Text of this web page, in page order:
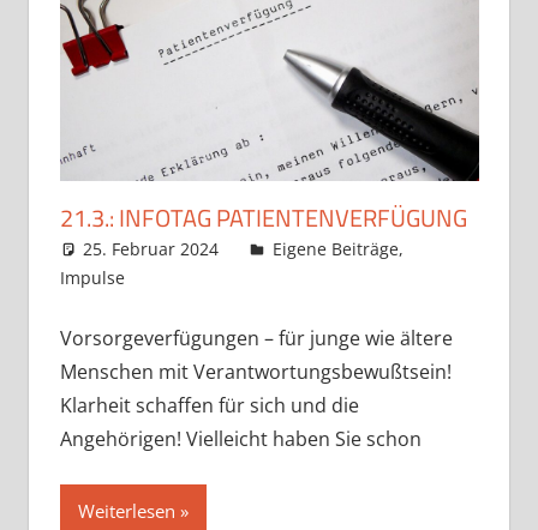
21.3.: INFOTAG PATIENTENVERFÜGUNG
25. Februar 2024 Claudia Ollenhauer
Eigene Beiträge,
Impulse
Vorsorgeverfügungen – für junge wie ältere
Menschen mit Verantwortungsbewußtsein!
Klarheit schaffen für sich und die
Angehörigen! Vielleicht haben Sie schon
Weiterlesen